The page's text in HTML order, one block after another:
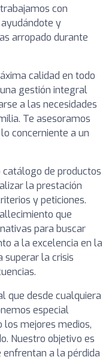
con
y
arropado durante
calidad en todo
gestión integral
a las necesidades
Te asesoramos
concerniente a un
de productos
la prestación
y peticiones.
que
para buscar
a la excelencia en la
superar la crisis
que desde cualquiera
especial
los mejores medios,
Nuestro objetivo es
a la pérdida